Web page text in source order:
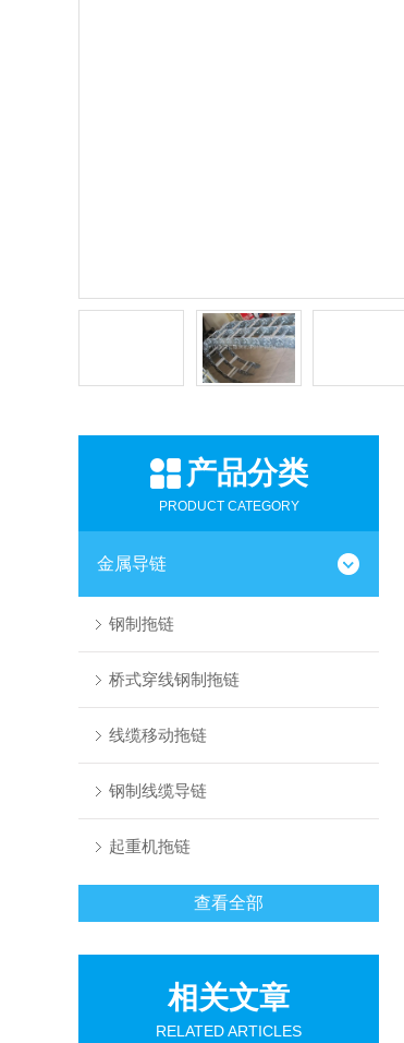
产品分类
PRODUCT CATEGORY
金属导链
钢制拖链
桥式穿线钢制拖链
线缆移动拖链
钢制线缆导链
起重机拖链
查看全部
相关文章
RELATED ARTICLES